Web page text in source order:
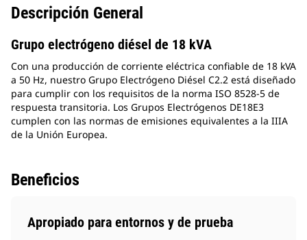
Descripción General
Grupo electrógeno diésel de 18 kVA
Con una producción de corriente eléctrica confiable de 18 kVA
a 50 Hz, nuestro Grupo Electrógeno Diésel C2.2 está diseñado
para cumplir con los requisitos de la norma ISO 8528-5 de
respuesta transitoria. Los Grupos Electrógenos DE18E3
cumplen con las normas de emisiones equivalentes a la IIIA
de la Unión Europea.
Beneficios
Apropiado para entornos y de prueba